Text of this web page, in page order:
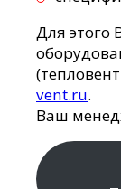
Для этого
vent.ru.
Ваш